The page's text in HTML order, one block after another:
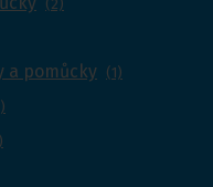
(2)
a pomůcky (1)